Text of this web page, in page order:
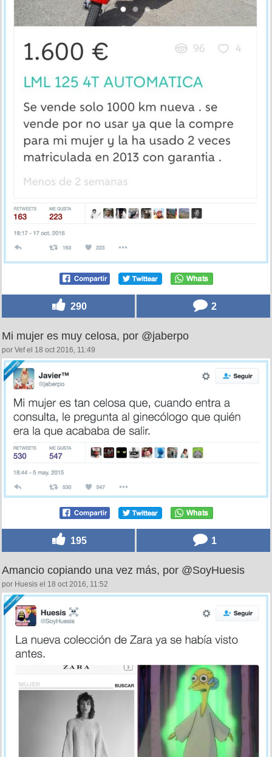
290 2
Mi mujer es muy celosa, por @jaberpo
por Vef el 18 oct 2016, 11:49
195 1
Amancio copiando una vez más, por @SoyHuesis
por Huesis el 18 oct 2016, 11:52